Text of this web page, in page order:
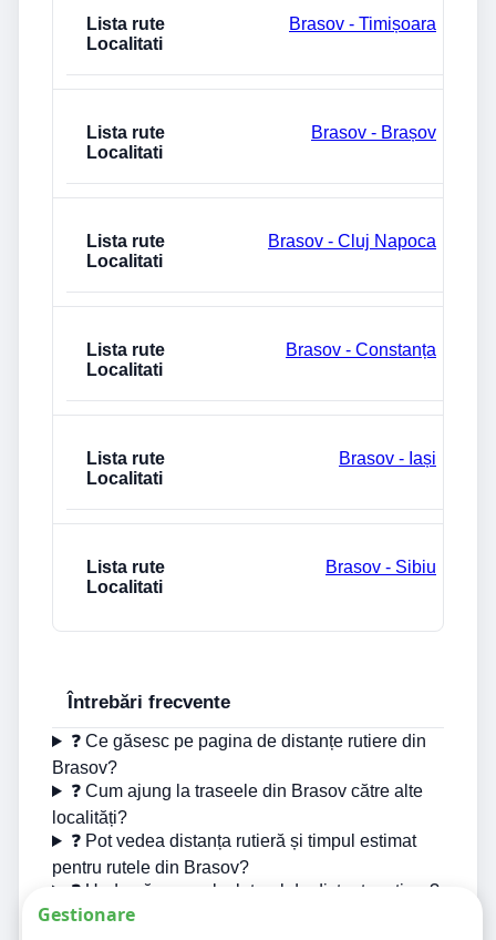
Brasov - Timișoara
Brasov - Brașov
Brasov - Cluj Napoca
Brasov - Constanța
Brasov - Iași
Brasov - Sibiu
Întrebări frecvente
❓ Ce găsesc pe pagina de distanțe rutiere din
Brasov?
❓ Cum ajung la traseele din Brasov către alte
localități?
❓ Pot vedea distanța rutieră și timpul estimat
pentru rutele din Brasov?
❓ Unde găsesc calculatorul de distanțe rutiere?
Gestionare